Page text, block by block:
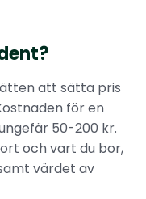
att sätta pris
för en
50-200 kr.
och vart du bor,
värdet av